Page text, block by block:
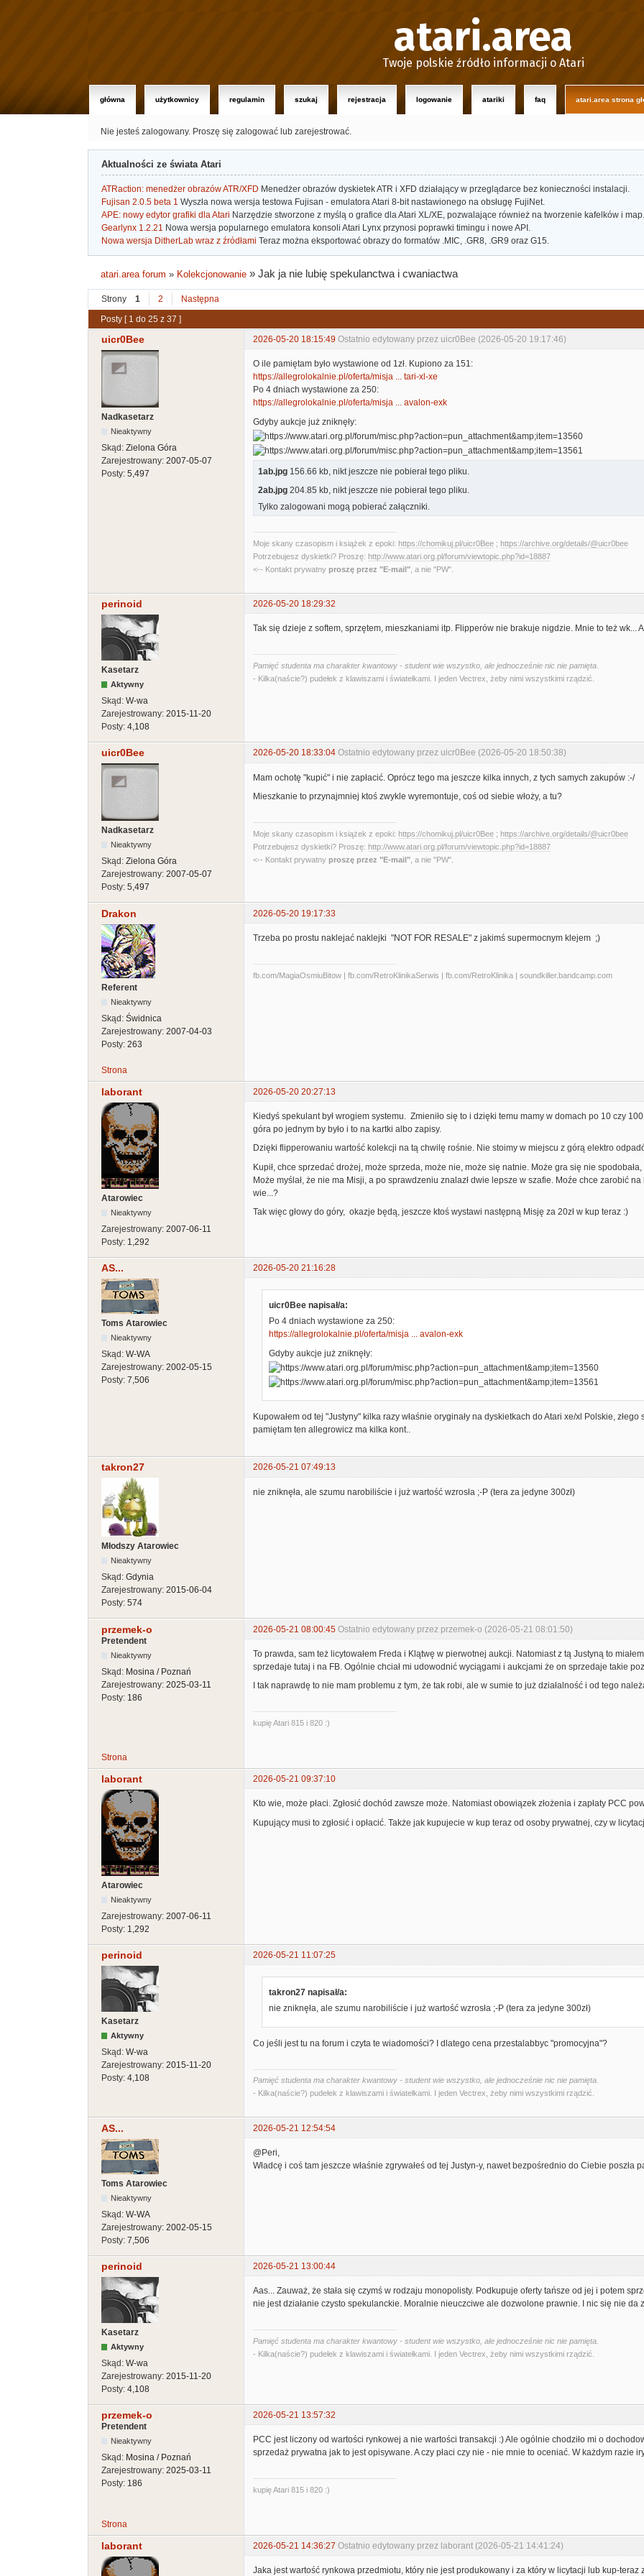
atari.area
Twoje polskie źródło informacji o Atari
główna użytkownicy regulamin szukaj rejestracja logowanie atariki faq atari.area strona
Nie jesteś zalogowany. Proszę się zalogować lub zarejestrować.
Aktualności ze świata Atari
ATRaction: menedżer obrazów ATR/XFD Menedżer obrazów dyskietek ATR i XFD działający w przeglądarce bez konieczności instalacji.
Fujisan 2.0.5 beta 1 Wyszła nowa wersja testowa Fujisan - emulatora Atari 8-bit nastawionego na obsługę FujiNet.
APE: nowy edytor grafiki dla Atari Narzędzie stworzone z myślą o grafice dla Atari XL/XE, pozwalające również na tworzenie kafelków i map.
Gearlynx 1.2.21 Nowa wersja popularnego emulatora konsoli Atari Lynx przynosi poprawki timingu i nowe API.
Nowa wersja DitherLab wraz z źródłami Teraz można eksportować obrazy do formatów .MIC, .GR8, .GR9 oraz G15.
atari.area forum » Kolekcjonowanie »Jak ja nie lubię spekulanctwa i cwaniactwa
Strony 1 2
Następna
Posty [ 1 do 25 z 37 ]
uicr0Bee 2026-05-20 18:15:49 Ostatnio edytowany przez uicr0Bee (2026-05-20 19:17:46)
Nadkasetarz
Nieaktywny
Skąd: Zielona Góra
Zarejestrowany: 2007-05-07
Posty: 5,497
O ile pamiętam było wystawione od 1zł. Kupiono za 151:
https://allegrolokalnie.pl/oferta/misja ... tari-xl-xe
Po 4 dniach wystawione za 250:
https://allegrolokalnie.pl/oferta/misja ... avalon-exk
Gdyby aukcje już zniknęły:
1ab.jpg 156.66 kb, nikt jeszcze nie pobierał tego pliku.
2ab.jpg 204.85 kb, nikt jeszcze nie pobierał tego pliku.
Tylko zalogowani mogą pobierać załączniki.
Moje skany czasopism i książek z epoki: https://chomikuj.pl/uicr0Bee ; https://archive.org/details/@uicr0bee
Potrzebujesz dyskietki? Proszę: http://www.atari.org.pl/forum/viewtopic.php?id=18887
<-- Kontakt prywatny proszę przez "E-mail" , a nie "PW".
perinoid 2026-05-20 18:29:32
Kasetarz
Aktywny
Skąd: W-wa
Zarejestrowany: 2015-11-20
Posty: 4,108
Tak się dzieje z softem, sprzętem, mieszkaniami itp. Flipperów nie brakuje nigdzie. Mnie to też wk...
Pamięć studenta ma charakter kwantowy - student wie wszystko, ale jednocześnie nic nie pamięta.
- Kilka(naście?) pudełek z klawiszami i światełkami. I jeden Vectrex, żeby nimi wszystkimi rządzić.
uicr0Bee 2026-05-20 18:33:04 Ostatnio edytowany przez uicr0Bee (2026-05-20 18:50:38)
Nadkasetarz
Nieaktywny
Skąd: Zielona Góra
Zarejestrowany: 2007-05-07
Posty: 5,497
Mam ochotę "kupić" i nie zapłacić. Oprócz tego ma jeszcze kilka innych, z tych samych zakupów :-/
Mieszkanie to przynajmniej ktoś zwykle wyremontuje, coś od siebie włoży, a tu?
Moje skany czasopism i książek z epoki: https://chomikuj.pl/uicr0Bee ; https://archive.org/details/@uicr0bee
Potrzebujesz dyskietki? Proszę: http://www.atari.org.pl/forum/viewtopic.php?id=18887
<-- Kontakt prywatny proszę przez "E-mail" , a nie "PW".
Drakon 2026-05-20 19:17:33
Referent
Nieaktywny
Skąd: Świdnica
Zarejestrowany: 2007-04-03
Posty: 263
Trzeba po prostu naklejać naklejki "NOT FOR RESALE" z jakimś supermocnym klejem ;)
fb.com/MagiaOsmiuBitow | fb.com/RetroKlinikaSerwis | fb.com/RetroKlinika | soundkiller.bandcamp.com
Strona
laborant 2026-05-20 20:27:13
Atarowiec
Nieaktywny
Zarejestrowany: 2007-06-11
Posty: 1,292
Kiedyś spekulant był wrogiem systemu. Zmieniło się to i dzięki temu mamy w domach po 10 czy
góra po jednym by było i to na kartki albo zapisy.
Dzięki flipperowaniu wartość kolekcji na tą chwilę rośnie. Nie stoimy w miejscu z górą elektro
Kupił, chce sprzedać drożej, może sprzeda, może nie, może się natnie. Może gra się nie
Może myślał, że nie ma Misji, a po sprawdzeniu znalazł dwie lepsze w szafie. Moźe chce zarobić
wie...?
Tak więc głowy do góry, okazje będą, jeszcze ktoś wystawi następną Misję za 20zł w kup teraz :)
AS... 2026-05-20 21:16:28
Toms Atarowiec
Nieaktywny
Skąd: W-WA
Zarejestrowany: 2002-05-15
Posty: 7,506
uicr0Bee napisał/a:
Po 4 dniach wystawione za 250:
https://allegrolokalnie.pl/oferta/misja ... avalon-exk
Gdyby aukcje już zniknęły:
Kupowałem od tej "Justyny" kilka razy właśnie oryginały na dyskietkach do Atari xe/xl Polskie,
pamiętam ten allegrowicz ma kilka kont..
takron27 2026-05-21 07:49:13
Młodszy Atarowiec
Nieaktywny
Skąd: Gdynia
Zarejestrowany: 2015-06-04
Posty: 574
nie zniknęła, ale szumu narobiliście i już wartość wzrosła ;-P (tera za jedyne 300zł)
przemek-o 2026-05-21 08:00:45 Ostatnio edytowany przez przemek-o (2026-05-21 08:01:50)
Pretendent
Nieaktywny
Skąd: Mosina / Poznań
Zarejestrowany: 2025-03-11
Posty: 186
To prawda, sam też licytowałem Freda i Klątwę w pierwotnej aukcji. Natomiast z tą Justyną to
sprzedaje tutaj i na FB. Ogólnie chciał mi udowodnić wyciągami i aukcjami że on sprzedaje takie
I tak naprawdę to nie mam problemu z tym, że tak robi, ale w sumie to już działalność i od tego
kupię Atari 815 i 820 :)
Strona
laborant 2026-05-21 09:37:10
Atarowiec
Nieaktywny
Zarejestrowany: 2007-06-11
Posty: 1,292
Kto wie, może płaci. Zgłosić dochód zawsze może. Natomiast obowiązek złożenia i zapłaty PCC
Kupujący musi to zgłosić i opłacić. Także jak kupujecie w kup teraz od osoby prywatnej, czy w
perinoid 2026-05-21 11:07:25
Kasetarz
Aktywny
Skąd: W-wa
Zarejestrowany: 2015-11-20
Posty: 4,108
takron27 napisał/a:
nie zniknęła, ale szumu narobiliście i już wartość wzrosła ;-P (tera za jedyne 300zł)
Co jeśli jest tu na forum i czyta te wiadomości? I dlatego cena przestalabbyc "promocyjna"?
Pamięć studenta ma charakter kwantowy - student wie wszystko, ale jednocześnie nic nie pamięta.
- Kilka(naście?) pudełek z klawiszami i światełkami. I jeden Vectrex, żeby nimi wszystkimi rządzić.
AS... 2026-05-21 12:54:54
Toms Atarowiec
Nieaktywny
Skąd: W-WA
Zarejestrowany: 2002-05-15
Posty: 7,506
@Peri,
Władcę i coś tam jeszcze właśnie zgrywałeś od tej Justyn-y, nawet bezpośrednio do Ciebie poszła
perinoid 2026-05-21 13:00:44
Kasetarz
Aktywny
Skąd: W-wa
Zarejestrowany: 2015-11-20
Posty: 4,108
Aas... Zauważ, że stała się czymś w rodzaju monopolisty. Podkupuje oferty tańsze od jej i potem
nie jest działanie czysto spekulanckie. Moralnie nieuczciwe ale dozwolone prawnie. I nic się nie da
Pamięć studenta ma charakter kwantowy - student wie wszystko, ale jednocześnie nic nie pamięta.
- Kilka(naście?) pudełek z klawiszami i światełkami. I jeden Vectrex, żeby nimi wszystkimi rządzić.
przemek-o
2026-05-21 13:57:32
Pretendent
Nieaktywny
Skąd: Mosina / Poznań
Zarejestrowany: 2025-03-11
Posty: 186
PCC jest liczony od wartości rynkowej a nie wartości transakcji :) Ale ogólnie chodziło mi o
sprzedaż prywatna jak to jest opisywane. A czy płaci czy nie - nie mnie to oceniać. W każdym razie
kupię Atari 815 i 820 :)
Strona
laborant 2026-05-21 14:36:27 Ostatnio edytowany przez laborant (2026-05-21 14:41:24)
Jaka jest wartość rynkowa przedmiotu, który nie jest produkowany i za który w licytacji lub kup-teraz